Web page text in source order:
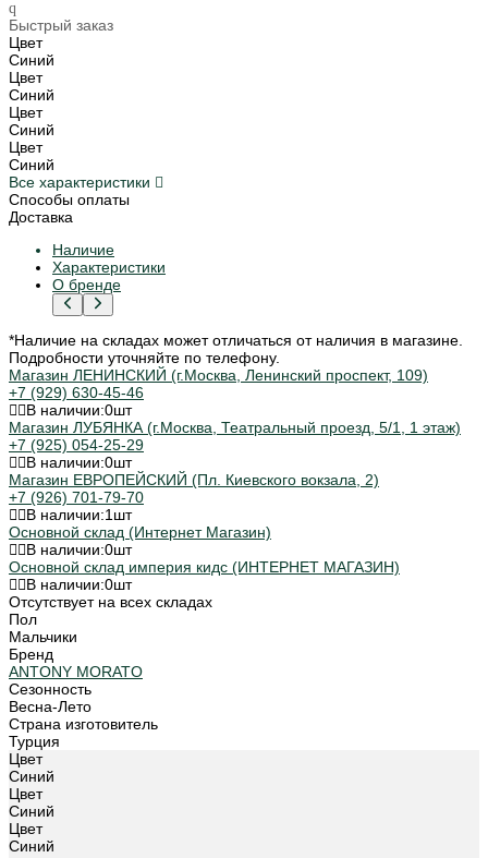
Быстрый заказ
Цвет
Синий
Цвет
Синий
Цвет
Синий
Цвет
Синий
Все характеристики
Способы оплаты
Доставка
Наличие
Характеристики
О бренде
*Наличие на складах может отличаться от наличия в магазине.
Подробности уточняйте по телефону.
Магазин ЛЕНИНСКИЙ (г.Москва, Ленинский проспект, 109)
+7 (929) 630-45-46
В наличии:0шт
Магазин ЛУБЯНКА (г.Москва, Театральный проезд, 5/1, 1 этаж)
+7 (925) 054-25-29
В наличии:0шт
Магазин ЕВРОПЕЙСКИЙ (Пл. Киевского вокзала, 2)
+7 (926) 701-79-70
В наличии:1 шт
Основной склад (Интернет Магазин)
В наличии:0шт
Основной склад империя кидс (ИНТЕРНЕТ МАГАЗИН)
В наличии:0шт
Отсутствует на всех складах
Пол
Мальчики
Бренд
ANTONY MORATO
Сезонность
Весна-Лето
Страна изготовитель
Турция
Цвет
Синий
Цвет
Синий
Цвет
Синий